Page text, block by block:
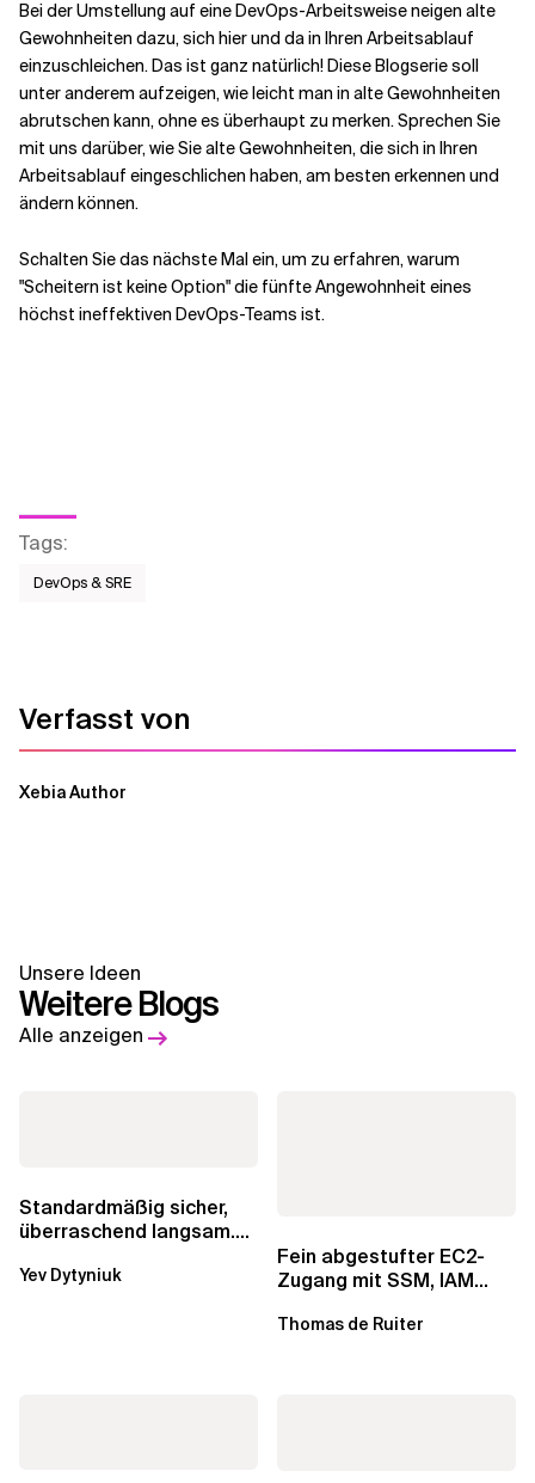
Bei der Umstellung auf eine DevOps-Arbeitsweise neigen alte
Gewohnheiten dazu, sich hier und da in Ihren Arbeitsablauf
einzuschleichen. Das ist ganz natürlich! Diese Blogserie soll
unter anderem aufzeigen, wie leicht man in alte Gewohnheiten
abrutschen kann, ohne es überhaupt zu merken. Sprechen Sie
mit uns darüber, wie Sie alte Gewohnheiten, die sich in Ihren
Arbeitsablauf eingeschlichen haben, am besten erkennen und
ändern können.
Schalten Sie das nächste Mal ein, um zu erfahren, warum
"Scheitern ist keine Option" die fünfte Angewohnheit eines
höchst ineffektiven DevOps-Teams ist.
Tags:
DevOps & SRE
Verfasst von
Xebia Author
Unsere Ideen
Weitere Blogs
Alle anzeigen
Standardmäßig sicher,
überraschend langsam.
über die RDS...
Yev Dytyniuk
Fein abgestufter EC2-
Zugang mit SSM, IAM
Thomas de Ruiter